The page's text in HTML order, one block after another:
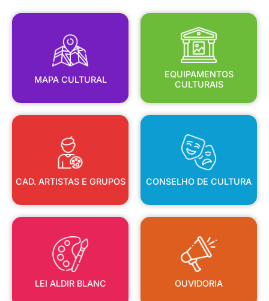
MAPA CULTURAL
MAPA CULTURAL
EQUIPAMENTOS
CULTURAIS
EQUIPAMENTOS
CULTURAIS
CAD. ARTISTAS E GRUPOS
CAD. ARTISTAS E GRUPOS
CONSELHO DE CULTURA
CONSELHO DE CULTURA
LEI ALDIR BLANC
LEI ALDIR BLANC
OUVIDORIA
OUVIDORIA